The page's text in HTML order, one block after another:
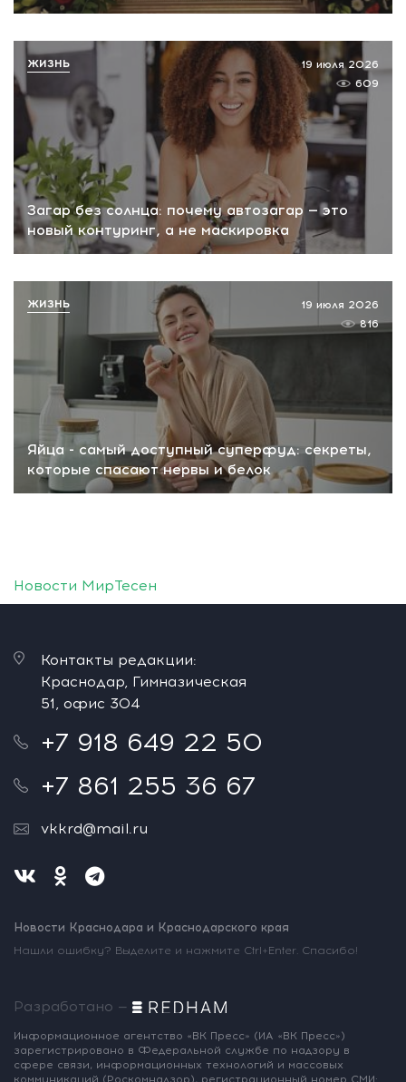
Загар без солнца: почему автозагар — это
новый контуринг, а не маскировка
19 июля 2026
609
ЖИЗНЬ
Яйца - самый доступный суперфуд: секреты,
которые спасают нервы и белок
19 июля 2026
816
ЖИЗНЬ
Новости МирТесен
Контакты редакции:
Краснодар, Гимназическая
51, офис 304
+7 918 649 22 50
+7 861 255 36 67
vkkrd@mail.ru
Новости Краснодара и Краснодарского края
Нашли ошибку? Выделите и нажмите Ctrl+Enter. Спасибо!
Разработано —
Информационное агентство «ВК Пресс» (ИА «ВК Пресс»)
зарегистрировано в Федеральной службе по надзору в
сфере связи, информационных технологий и массовых
коммуникаций (Роскомнадзор), регистрационный номер СМИ: